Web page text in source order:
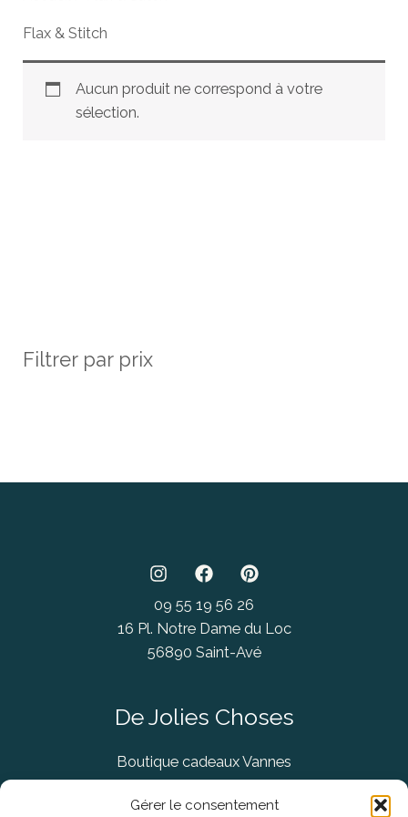
Gérer le consentement
Filtrer par prix
Flax & Stitch
Aucun produit ne correspond à votre
sélection.
09 55 19 56 26
16 Pl. Notre Dame du Loc
56890 Saint-Avé
De Jolies Choses
Boutique cadeaux Vannes
Concept Store Vannes